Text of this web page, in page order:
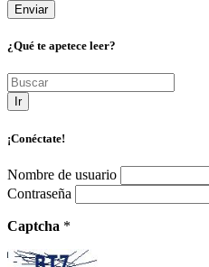
¿Qué te apetece leer?
Ir
¡Conéctate!
Nombre de usuario
Contraseña
Captcha *